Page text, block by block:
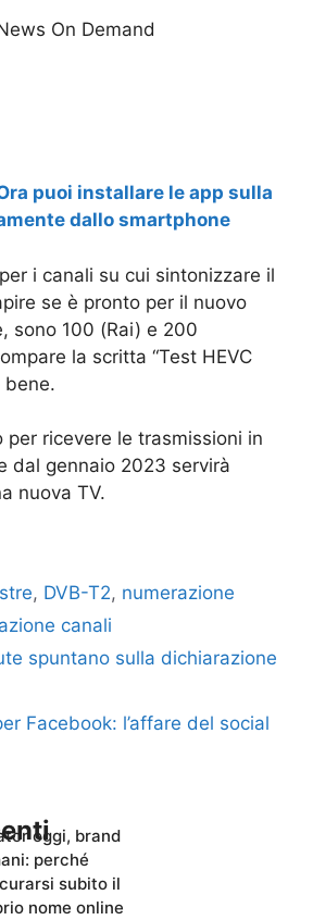
On Demand
puoi installare le app sulla
dallo smartphone
i canali su cui sintonizzare il
se è pronto per il nuovo
sono 100 (Rai) e 200
la scritta “Test HEVC
bene.
per ricevere le trasmissioni in
dal gennaio 2023 servirà
nuova TV.
, DVB-T2, numerazione
canali
spuntano sulla dichiarazione
Facebook: l’affare del social
oggi, brand
perché
subito il
nome online